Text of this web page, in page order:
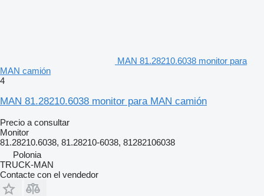
MAN 81.28210.6038 monitor para
MAN camión
4
MAN 81.28210.6038 monitor para MAN camión
Precio a consultar
Monitor
81.28210.6038, 81.28210-6038, 81282106038
Polonia
TRUCK-MAN
Contacte con el vendedor